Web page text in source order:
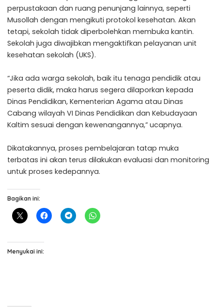
perpustakaan dan ruang penunjang lainnya, seperti
Musollah dengan mengikuti protokol kesehatan. Akan
tetapi, sekolah tidak diperbolehkan membuka kantin.
Sekolah juga diwajibkan mengaktifkan pelayanan unit
kesehatan sekolah (UKS).
“Jika ada warga sekolah, baik itu tenaga pendidik atau
peserta didik, maka harus segera dilaporkan kepada
Dinas Pendidikan, Kementerian Agama atau Dinas
Cabang wilayah VI Dinas Pendidikan dan Kebudayaan
Kaltim sesuai dengan kewenangannya,” ucapnya.
Dikatakannya, proses pembelajaran tatap muka
terbatas ini akan terus dilakukan evaluasi dan monitoring
untuk proses kedepannya.
Bagikan ini:
Menyukai ini: